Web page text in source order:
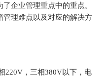
企业管理重点中的重点。
管理难点以及对应的解决方
220V，三相380V以下，电